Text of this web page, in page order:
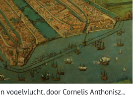
vogelvlucht, door Cornelis Anthonisz.,